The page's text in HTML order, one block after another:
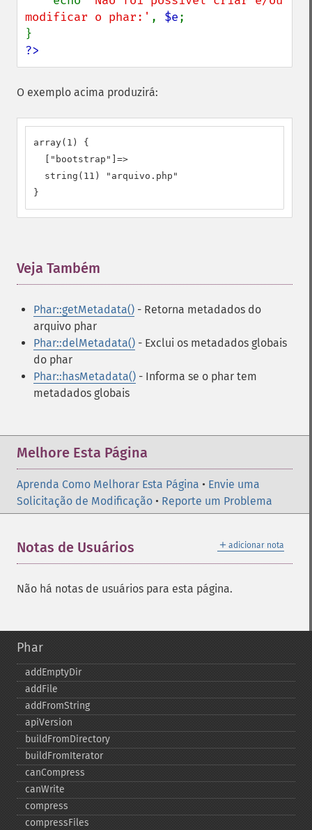
modificar o phar:' , $e;
?>
O exemplo acima produzirá:
array(1) {
  ["bootstrap"]=>
  string(11) "arquivo.php"
}
Veja Também
Phar::getMetadata() - Retorna metadados do
arquivo phar
Phar::delMetadata() - Exclui os metadados globais
do phar
Phar::hasMetadata() - Informa se o phar tem
metadados globais
Melhore Esta Página
Aprenda Como Melhorar Esta Página • Envie uma
Solicitação de Modificação • Reporte um Problema
＋ adicionar nota
Notas de Usuários
Não há notas de usuários para esta página.
Phar
addEmptyDir
addFile
addFromString
apiVersion
buildFromDirectory
buildFromIterator
canCompress
canWrite
compress
compressFiles